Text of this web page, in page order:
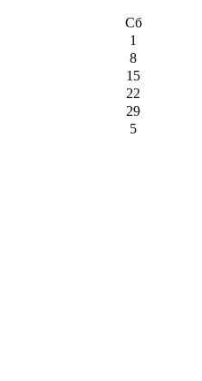
Сб
1
8
15
22
29
5